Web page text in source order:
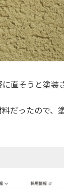
直そうと塗装
だったので、